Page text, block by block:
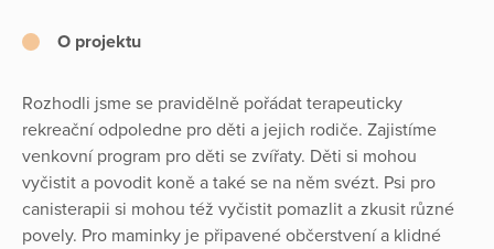
O projektu
Rozhodli jsme se pravidělně pořádat terapeuticky
rekreační odpoledne pro děti a jejich rodiče. Zajistíme
venkovní program pro děti se zvířaty. Děti si mohou
vyčistit a povodit koně a také se na něm svézt. Psi pro
canisterapii si mohou též vyčistit pomazlit a zkusit různé
povely. Pro maminky je připavené občerstvení a klidné